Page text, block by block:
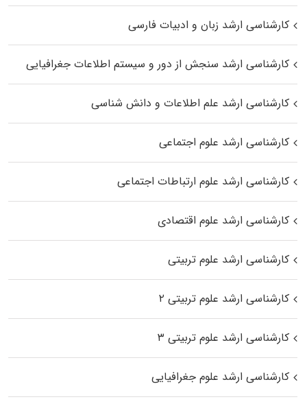
کارشناسی ارشد زبان و ادبیات فارسی
کارشناسی ارشد سنجش از دور و سیستم اطلاعات جغرافیایی
کارشناسی ارشد علم اطلاعات و دانش شناسی
کارشناسی ارشد علوم اجتماعی
کارشناسی ارشد علوم ارتباطات اجتماعی
کارشناسی ارشد علوم اقتصادی
کارشناسی ارشد علوم تربیتی
کارشناسی ارشد علوم تربیتی ۲
کارشناسی ارشد علوم تربیتی ۳
کارشناسی ارشد علوم جغرافیایی